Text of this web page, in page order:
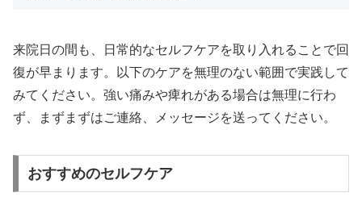
来院日の間も、日常的なセルフケアを取り入れることで回
復が早まります。以下のケアを無理のない範囲で実践して
みてください。強い痛みや痺れがある場合は無理に行わ
ず、まずまずはご連絡、メッセージを送ってください。
おすすめのセルフケア